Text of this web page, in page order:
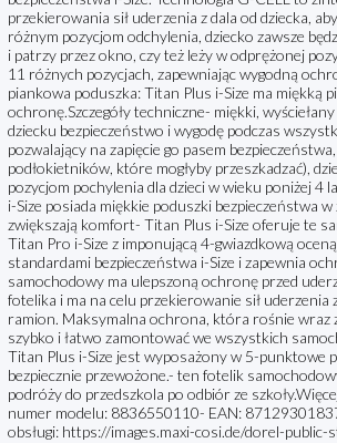
przekierowania sił uderzenia z dala od dziecka,
różnym pozycjom odchylenia, dziecko zawsze
i patrzy przez okno, czy też leży w odprężonej
11 różnych pozycjach, zapewniając wygodną
piankowa poduszka: Titan Plus i-Size ma miękką
ochronę.Szczegóły techniczne- miękki,
dziecku bezpieczeństwo i wygodę podczas
pozwalający na zapięcie go pasem
podłokietników, które mogłyby przeszkadzać),
pozycjom pochylenia dla dzieci w wieku poniżej 4
i-Size posiada miękkie poduszki bezpieczeństwa
zwiększają komfort- Titan Plus i-Size oferuje te
Titan Pro i-Size z imponującą 4-gwiazdkową
standardami bezpieczeństwa i-Size i zapewnia
samochodowy ma ulepszoną ochronę przed
fotelika i ma na celu przekierowanie sił uderzenia
ramion. Maksymalna ochrona, która rośnie wraz
szybko i łatwo zamontować we wszystkich
Titan Plus i-Size jest wyposażony w 5-punktowe
bezpiecznie przewożone.- ten fotelik
podróży do przedszkola po odbiór ze
numer modelu: 8836550110- EAN:
obsługi: https://images.maxi-cosi.de/dorel-